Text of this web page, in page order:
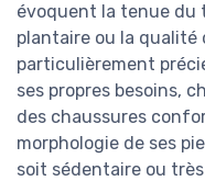
évoquent la tenue du
plantaire ou la qualité
particulièrement
ses propres besoins,
des chaussures
morphologie de ses
soit sédentaire ou